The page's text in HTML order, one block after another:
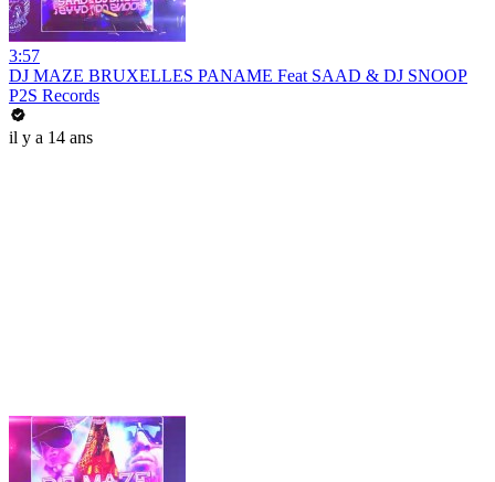
3:57
DJ MAZE BRUXELLES PANAME Feat SAAD & DJ SNOOP
P2S Records
il y a 14 ans